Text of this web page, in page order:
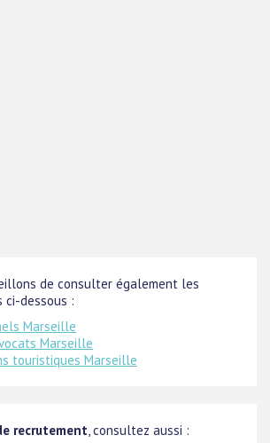
de consulter également les
ci-dessous :
Marseille
Marseille
touristiques Marseille
recrutement, consultez aussi :